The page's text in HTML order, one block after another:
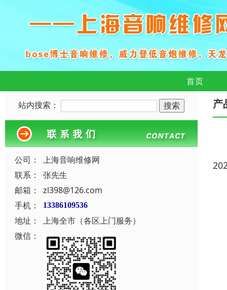
首页
站内搜索：
公司：
上海音响维修网
联系：
张先生
邮箱：
zl398@126.com
手机：
13386109536
地址：
上海全市（各区上门服务）
微信：
产